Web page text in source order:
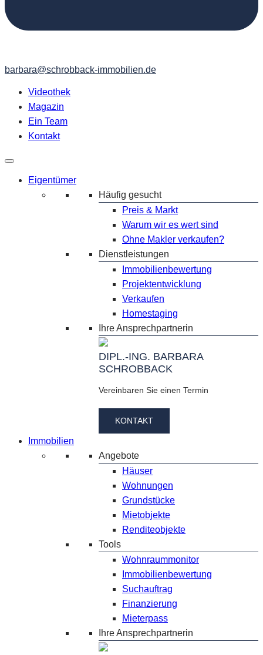
barbara@schrobback-immobilien.de
Videothek
Magazin
Ein Team
Kontakt
Eigentümer
Häufig gesucht
Preis & Markt
Warum wir es wert sind
Ohne Makler verkaufen?
Dienstleistungen
Immobilienbewertung
Projektentwicklung
Verkaufen
Homestaging
Ihre Ansprechpartnerin
DIPL.-ING. BARBARA
SCHROBBACK
Vereinbaren Sie einen Termin
KONTAKT
Immobilien
Angebote
Häuser
Wohnungen
Grundstücke
Mietobjekte
Renditeobjekte
Tools
Wohnraummonitor
Immobilienbewertung
Suchauftrag
Finanzierung
Mieterpass
Ihre Ansprechpartnerin